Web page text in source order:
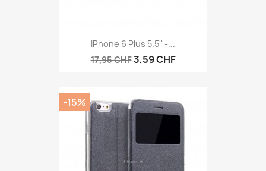
IPhone 6 Plus 5.5'' -...
17,95 CHF3,59 CHF
-15%